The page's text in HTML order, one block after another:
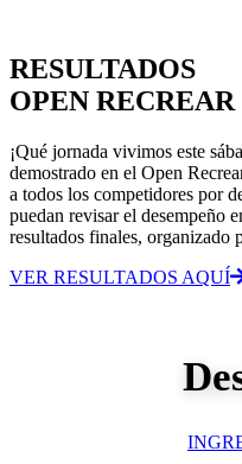
RESULTADOS
OPEN RECREAR
¡Qué jornada vivimos este
demostrado en el Open
a todos los competidores por
puedan revisar el desempeño
resultados finales, organizado
VER RESULTADOS AQUÍ